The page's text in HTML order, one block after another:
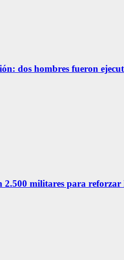
dos hombres fueron
2.500 militares para